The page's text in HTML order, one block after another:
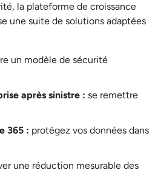
la plateforme de croissance
une suite de solutions adaptées
un modèle de sécurité
après sinistre : se remettre
365 : protégez vos données dans
une réduction mesurable des